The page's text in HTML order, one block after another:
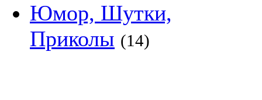
Юмор, Шутки,
Приколы (14)